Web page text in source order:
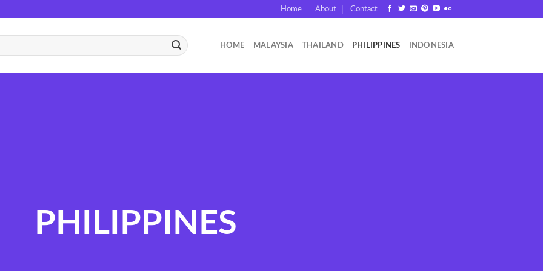
Home About Contact
HOME MALAYSIA THAILAND PHILIPPINES INDONESIA
PHILIPPINES